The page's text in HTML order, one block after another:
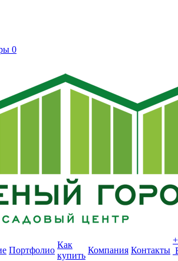
0
Портфолио
Как
купить
Компания Контакты
+